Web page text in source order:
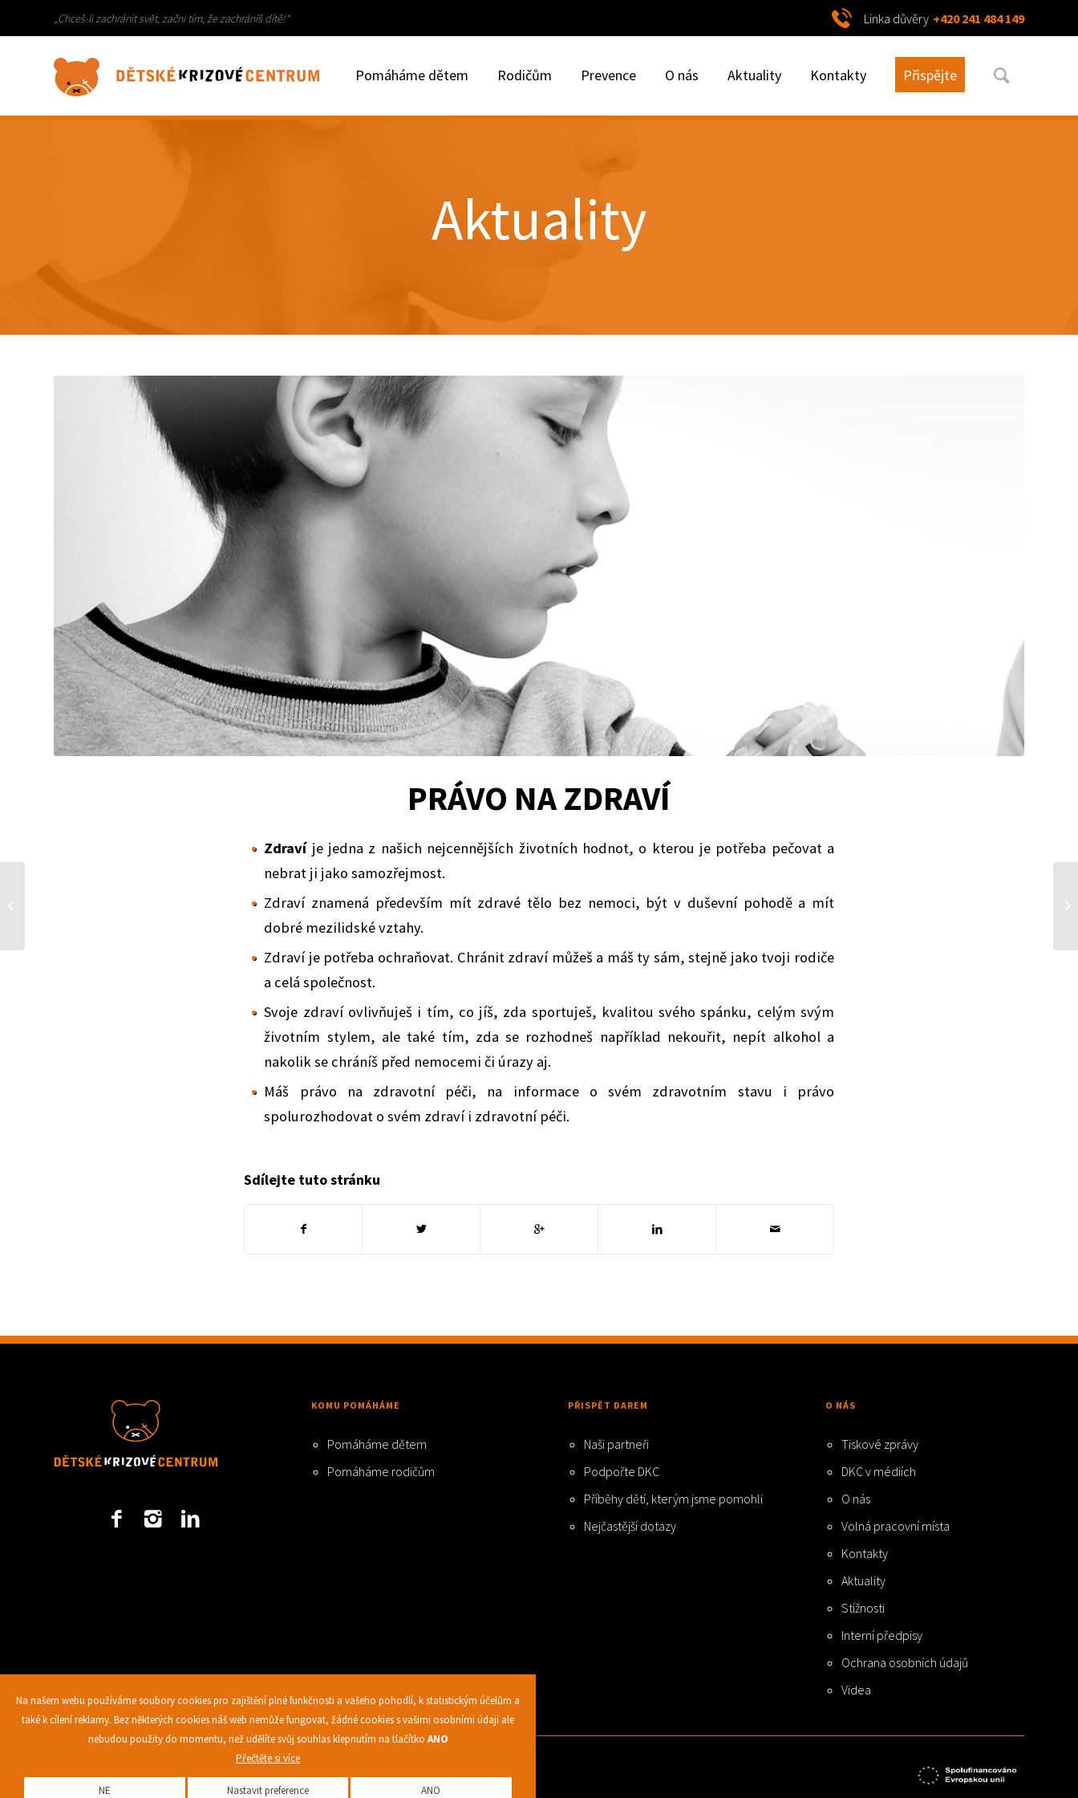
„Chceš-li zachránit svět, začni tím, že zachráníš dítě!“ Linka důvěry +420 241 484 149
Pomáháme dětem Rodičům Prevence O nás Aktuality Kontakty Přispějte
Aktuality
PRÁVO NA ZDRAVÍ
Zdravíje jedna z našich nejcennějších životních hodnot, o kterou je potřeba pečovat a
nebrat ji jako samozřejmost.
Zdraví znamená především mít zdravé tělo bez nemoci, být v duševní pohodě a mít
dobré mezilidské vztahy.
Zdraví je potřeba ochraňovat. Chránit zdraví můžeš a máš ty sám, stejně jako tvoji rodiče
a celá společnost.
Svoje zdraví ovlivňuješ i tím, co jíš, zda sportuješ, kvalitou svého spánku, celým svým
životním stylem, ale také tím, zda se rozhodneš například nekouřit, nepít alkohol a
nakolik se chráníš před nemocemi či úrazy aj.
Máš právo na zdravotní péči, na informace o svém zdravotním stavu i právo
spolurozhodovat o svém zdraví i zdravotní péči.
Sdílejte tuto stránku
KOMU POMÁHÁME
Pomáháme dětem
Pomáháme rodičům
PŘISPĚT DAREM
Naši partneři
Podpořte DKC
Příběhy dětí, kterým jsme pomohli
Nejčastější dotazy
O NÁS
Tiskové zprávy
DKC v médiích
O nás
Volná pracovní místa
Kontakty
Aktuality
Stížnosti
Interní předpisy
Ochrana osobních údajů
Videa
Na našem webu používáme soubory cookies pro zajištění plné funkčnosti a vašeho pohodlí, k statistickým účelům a
také k cílení reklamy. Bez některých cookies náš web nemůže fungovat, žádné cookies s vašimi osobními údaji ale
nebudou použity do momentu, než udělíte svůj souhlas klepnutím na tlačítko ANO
Přečtěte si více
NE Nastavit preference ANO